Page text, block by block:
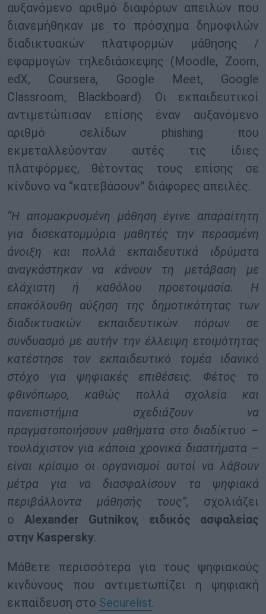
αυξανόμενο αριθμό διαφόρων απειλών που
διανεμήθηκαν με το πρόσχημα δημοφιλών
διαδικτυακών πλατφορμών μάθησης /
εφαρμογών τηλεδιάσκεψης (Moodle, Zoom,
edX, Coursera, Google Meet, Google
Classroom, Blackboard). Οι εκπαιδευτικοί
αντιμετώπισαν επίσης έναν αυξανόμενο
αριθμό σελίδων phishing που
εκμεταλλεύονταν αυτές τις ίδιες
πλατφόρμες, θέτοντας τους επίσης σε
κίνδυνο να “κατεβάσουν” διάφορες απειλές.
“Η απομακρυσμένη μάθηση έγινε απαραίτητη
για δισεκατομμύρια μαθητές την περασμένη
άνοιξη και πολλά εκπαιδευτικά ιδρύματα
αναγκάστηκαν να κάνουν τη μετάβαση με
ελάχιστη ή καθόλου προετοιμασία. Η
επακόλουθη αύξηση της δημοτικότητας των
διαδικτυακών εκπαιδευτικών πόρων σε
συνδυασμό με αυτήν την έλλειψη ετοιμότητας
κατέστησε τον εκπαιδευτικό τομέα ιδανικό
στόχο για ψηφιακές επιθέσεις. Φέτος το
φθινόπωρο, καθώς πολλά σχολεία και
πανεπιστήμια σχεδιάζουν να
πραγματοποιήσουν μαθήματα στο διαδίκτυο –
τουλάχιστον για κάποια χρονικά διαστήματα –
είναι κρίσιμο οι οργανισμοί αυτοί να λάβουν
μέτρα για να διασφαλίσουν τα ψηφιακά
περιβάλλοντα μάθησής τους”, σχολιάζει
ο Alexander Gutnikov, ειδικός ασφαλείας
στην Kaspersky.
Μάθετε περισσότερα για τους ψηφιακούς
κινδύνους που αντιμετωπίζει η ψηφιακή
εκπαίδευση στο Securelist.